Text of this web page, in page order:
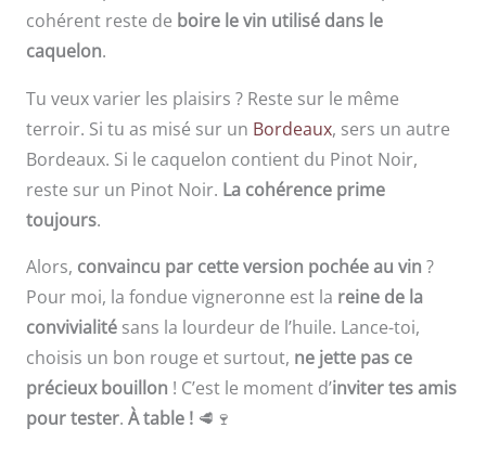
cohérent reste de boire le vin utilisé dans le
caquelon.
Tu veux varier les plaisirs ? Reste sur le même
terroir. Si tu as misé sur un Bordeaux, sers un autre
Bordeaux. Si le caquelon contient du Pinot Noir,
reste sur un Pinot Noir. La cohérence prime
toujours.
Alors, convaincu par cette version pochée au vin ?
Pour moi, la fondue vigneronne est la reine de la
convivialitésans la lourdeur de l’huile. Lance-toi,
choisis un bon rouge et surtout, ne jette pas ce
précieux bouillon ! C’est le moment d’inviter tes amis
pour tester. À table !🥩🍷